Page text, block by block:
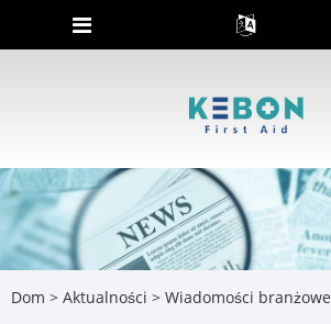
Dom > Aktualności > Wiadomości branżowe